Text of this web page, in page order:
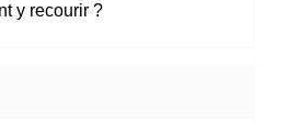
y recourir ?